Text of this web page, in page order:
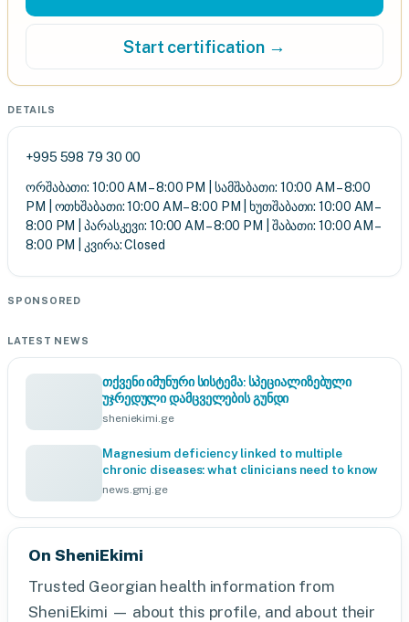
Start certification →
DETAILS
+995 598 79 30 00
ორშაბათი: 10:00 AM – 8:00 PM | სამშაბათი: 10:00 AM – 8:00
PM | ოთხშაბათი: 10:00 AM – 8:00 PM | ხუთშაბათი: 10:00 AM –
8:00 PM | პარასკევი: 10:00 AM – 8:00 PM | შაბათი: 10:00 AM –
8:00 PM | კვირა: Closed
SPONSORED
LATEST NEWS
თქვენი იმუნური სისტემა: სპეციალიზებული
უჯრედული დამცველების გუნდი
sheniekimi.ge
Magnesium deficiency linked to multiple
chronic diseases: what clinicians need to know
news.gmj.ge
On SheniEkimi
Trusted Georgian health information from
SheniEkimi — about this profile, and about their